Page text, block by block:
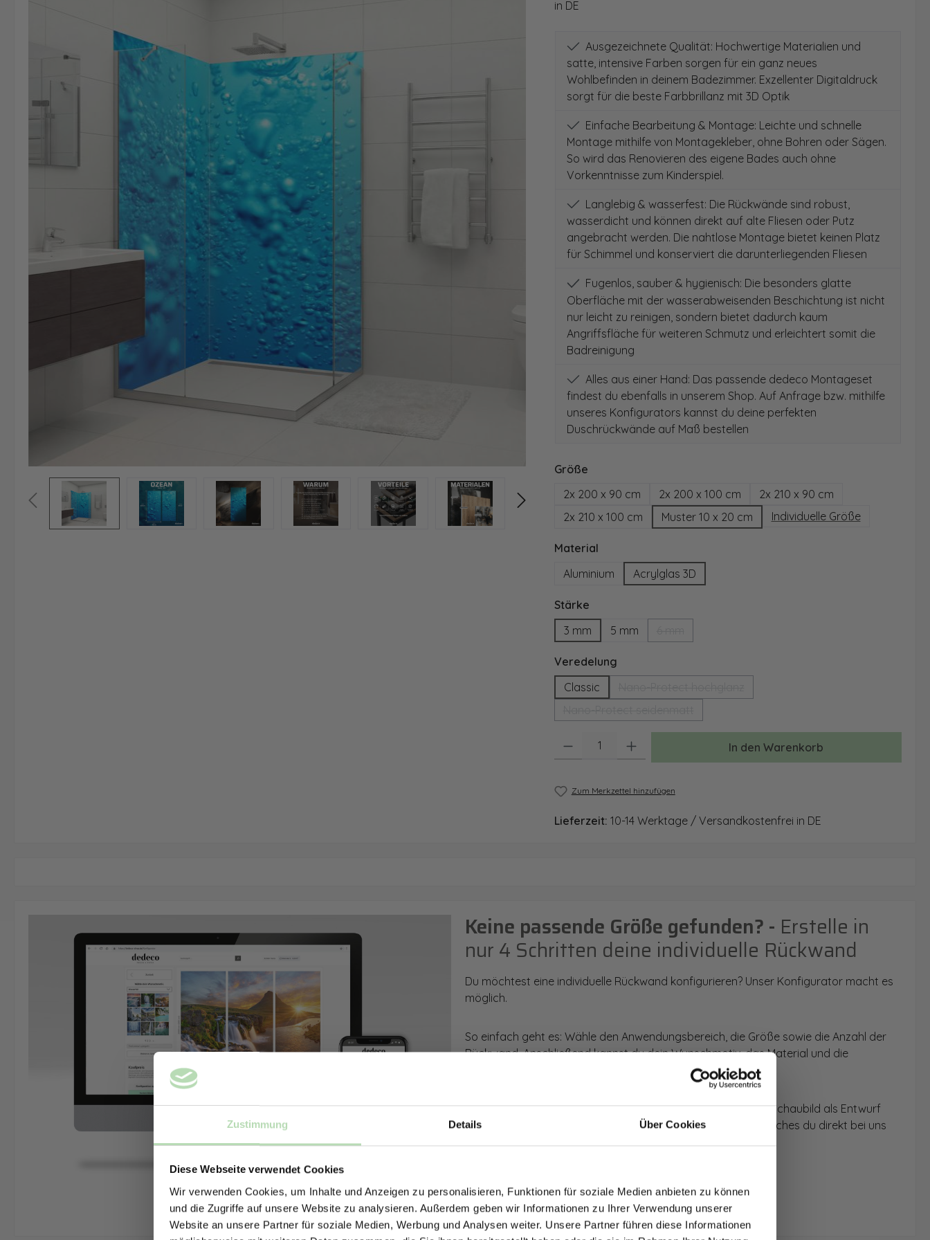
Zustimmung Details Über Cookies
Diese Webseite verwendet Cookies
Wir verwenden Cookies, um Inhalte und Anzeigen zu personalisieren, Funktionen für soziale Medien anbieten zu können
und die Zugriffe auf unsere Website zu analysieren. Außerdem geben wir Informationen zu Ihrer Verwendung unserer
Website an unsere Partner für soziale Medien, Werbung und Analysen weiter. Unsere Partner führen diese Informationen
in DE
Ausgezeichnete Qualität: Hochwertige Materialien und
satte, intensive Farben sorgen für ein ganz neues
Wohlbefinden in deinem Badezimmer. Exzellenter Digitaldruck
sorgt für die beste Farbbrillanz mit 3D Optik
Einfache Bearbeitung & Montage: Leichte und schnelle
Montage mithilfe von Montagekleber, ohne Bohren oder Sägen.
So wird das Renovieren des eigene Bades auch ohne
Vorkenntnisse zum Kinderspiel.
Langlebig & wasserfest: Die Rückwände sind robust,
wasserdicht und können direkt auf alte Fliesen oder Putz
angebracht werden. Die nahtlose Montage bietet keinen Platz
für Schimmel und konserviert die darunterliegenden Fliesen
Fugenlos, sauber & hygienisch: Die besonders glatte
Oberfläche mit der wasserabweisenden Beschichtung ist nicht
nur leicht zu reinigen, sondern bietet dadurch kaum
Angriffsfläche für weiteren Schmutz und erleichtert somit die
Badreinigung
Alles aus einer Hand: Das passende dedeco Montageset
findest du ebenfalls in unserem Shop. Auf Anfrage bzw. mithilfe
unseres Konfigurators kannst du deine perfekten
Duschrückwände auf Maß bestellen
Größeauswählen
2x 200 x 90 cm
2x 200 x 100 cm
2x 210 x 90 cm
2x 210 x 100 cm
Muster 10 x 20 cm Individuelle Größe
Materialauswählen
Aluminium
Acrylglas 3D
Stärkeauswählen
3 mm
5 mm
Veredelungauswählen
Classic
(Diese Option ist zurzeit nicht verfügbar.)
Produkt Anzahl: Gib den gewünschten Wert ein oder benutze die Schaltflächen
In den Warenkorb
Zum Merkzettel hinzufügen
Lieferzeit: 10-14 Werktage / Versandkostenfrei in DE
Keine passende Größe gefunden? - Erstelle in
nur 4 Schritten deine individuelle Rückwand
Du möchtest eine individuelle Rückwand konfigurieren? Unser Konfigurator macht es
möglich.
So einfach geht es: Wähle den Anwendungsbereich, die Größe sowie die Anzahl der
Rückwand. Anschließend kannst du dein Wunschmotiv, das Material und die
Mithilfe unseres Konfigurators werden dir die Rückwände im Schaubild als Entwurf
dargestellt. Parallel erhältst du dein individuelles Angebot, welches du direkt bei uns
bestellen kannst.
Zum Konfigurator
Jetzt zum Newsletter anmelden.